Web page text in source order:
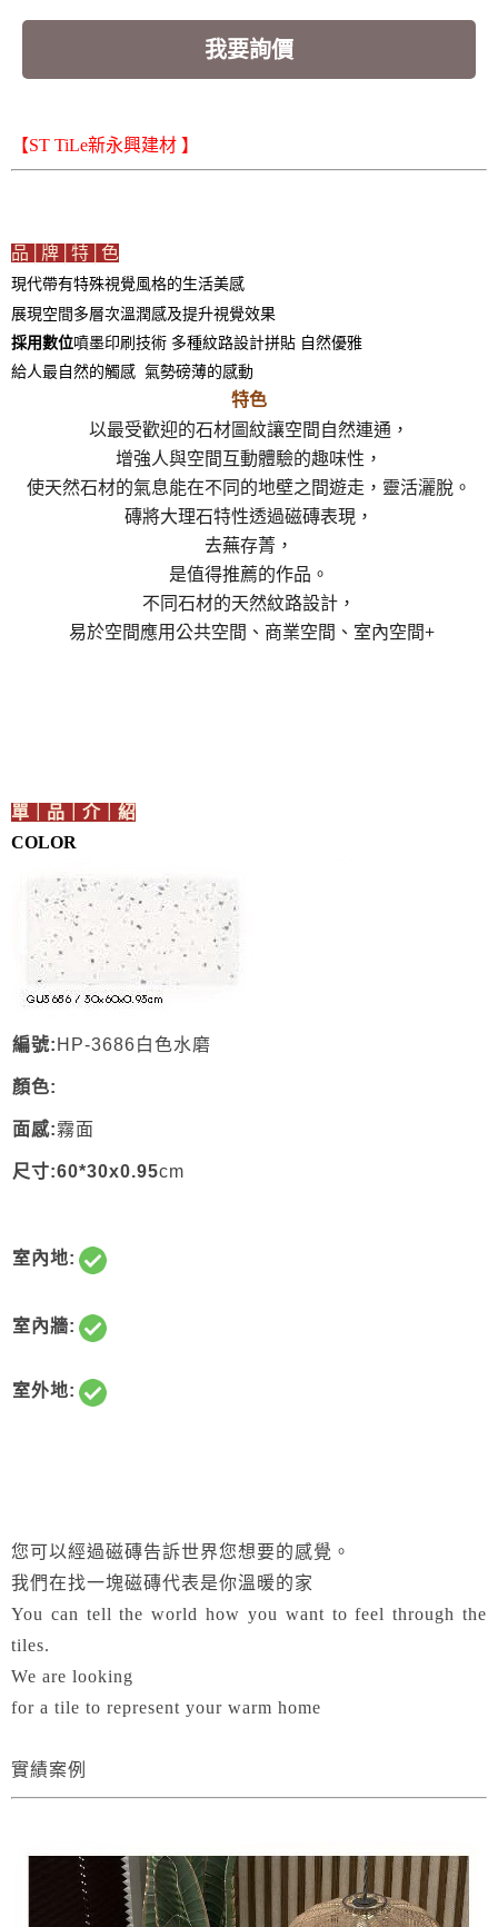
我要詢價
【ST TiLe新永興建材 】
品│牌│特│色
現代帶有特殊視覺風格的生活美感
展現空間多層次溫潤感及提升視覺效果
採用數位噴墨印刷技術 多種紋路設計拼貼 自然優雅
給人最自然的觸感 氣勢磅薄的感動
特色
以最受歡迎的石材圖紋讓空間自然連通，
增強人與空間互動體驗的趣味性，
使天然石材的氣息能在不同的地壁之間遊走，靈活灑脫。
磚將大理石特性透過磁磚表現，
去蕪存菁，
是值得推薦的作品。
不同石材的天然紋路設計，
易於空間應用公共空間、商業空間、室內空間+
單｜品｜介｜紹
COLOR
編號: HP-3686白色水磨
顏色:
面感:霧面
尺寸:60*30x0.95cm
室內地:
室內牆:
室外地:
您可以經過磁磚告訴世界您想要的感覺。
我們在找一塊磁磚代表是你溫暖的家
You can tell the world how you want to feel through the
tiles.
We are looking
for a tile to represent your warm home
實績案例